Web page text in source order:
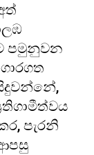
පමුනුවන
පැරනි